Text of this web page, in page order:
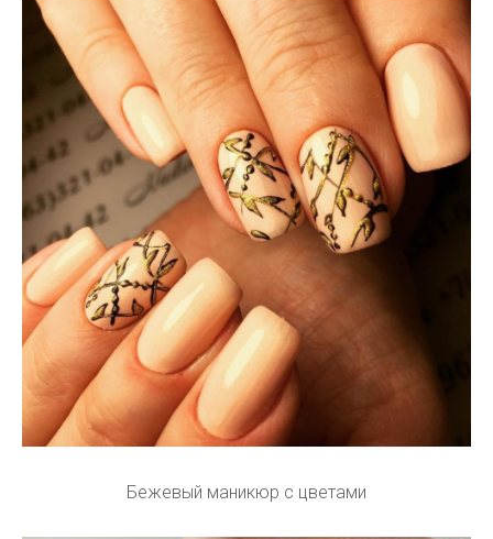
Бежевый маникюр с цветами